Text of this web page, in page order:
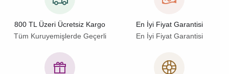
800 TL Üzeri Ücretsiz Kargo
Tüm Kuruyemişlerde Geçerli
En İyi Fiyat Garantisi
En İyi Fiyat Garantisi